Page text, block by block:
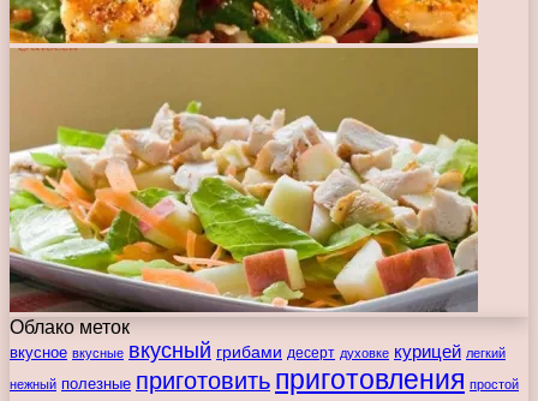
Облако меток
вкусное вкусные вкусный грибами десерт духовке курицей легкий
нежный полезные приготовить приготовления простой